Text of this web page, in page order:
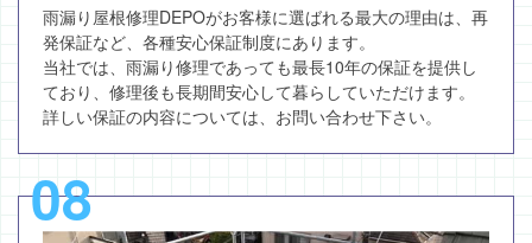
雨漏り屋根修理DEPOがお客様に選ばれる最大の理由は、再
発保証など、各種安心保証制度にあります。
当社では、雨漏り修理であっても最長10年の保証を提供し
ており、修理後も長期間安心して暮らしていただけます。
詳しい保証の内容については、お問い合わせ下さい。
08